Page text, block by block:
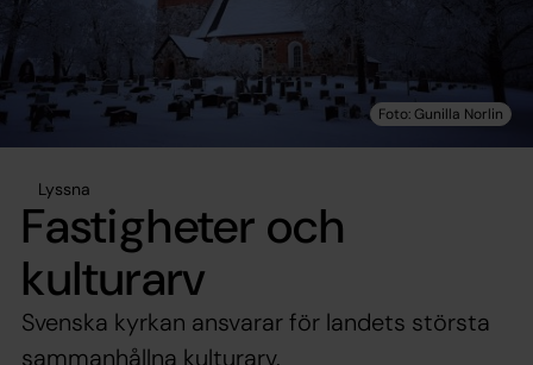
Lyssna
Fastigheter och
kulturarv
Svenska kyrkan ansvarar för landets största
sammanhållna kulturarv.